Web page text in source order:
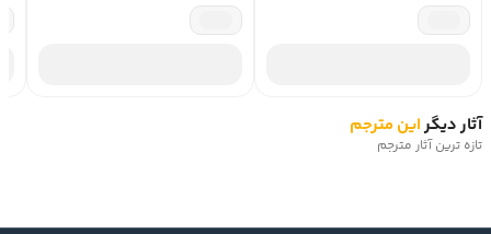
آثار دیگراین مترجم
تازه ترین آثار مترجم